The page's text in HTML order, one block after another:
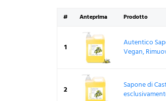
# Anteprima Prodotto
1
Autentico
Vegan,
2
Sapone di